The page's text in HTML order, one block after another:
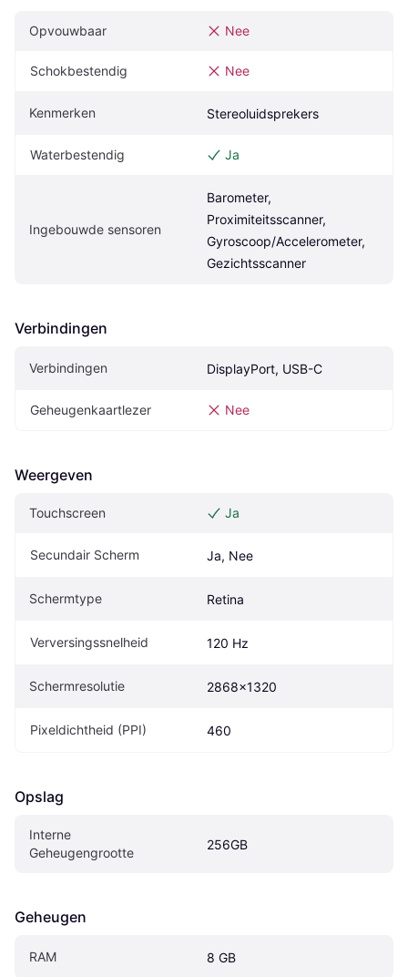
Opvouwbaar Nee
Schokbestendig Nee
Kenmerken Stereoluidsprekers
Waterbestendig Ja
Ingebouwde sensoren
Barometer,
Proximiteitsscanner,
Gyroscoop/Accelerometer,
Gezichtsscanner
Verbindingen
Verbindingen DisplayPort, USB-C
Geheugenkaartlezer Nee
Weergeven
Touchscreen Ja
Secundair Scherm Ja, Nee
Schermtype Retina
Verversingssnelheid 120 Hz
Schermresolutie 2868x1320
Pixeldichtheid (PPI) 460
Opslag
Interne
Geheugengrootte
256GB
Geheugen
RAM 8 GB